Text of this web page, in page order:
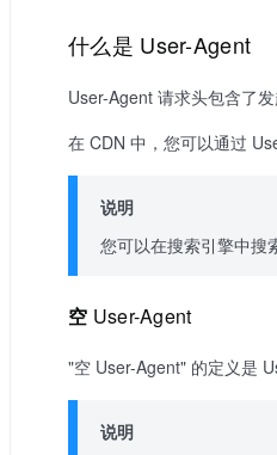
什么是 User-Agent
User-Agent 请求头包含了
在 CDN 中，您可以通过
说明
您可以在搜索引擎中搜
空 User-Agent
"空 User-Agent" 的定义是
说明